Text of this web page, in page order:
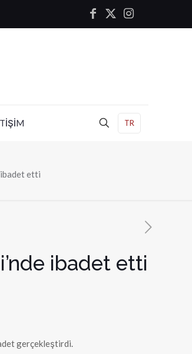
TR
ibadet etti
ibadet etti
gerçekleştirdi.